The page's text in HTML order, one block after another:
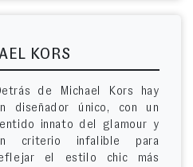
KORS
de Michael Kors hay
diseñador único, con un
innato del glamour y
criterio infalible para
el estilo chic más